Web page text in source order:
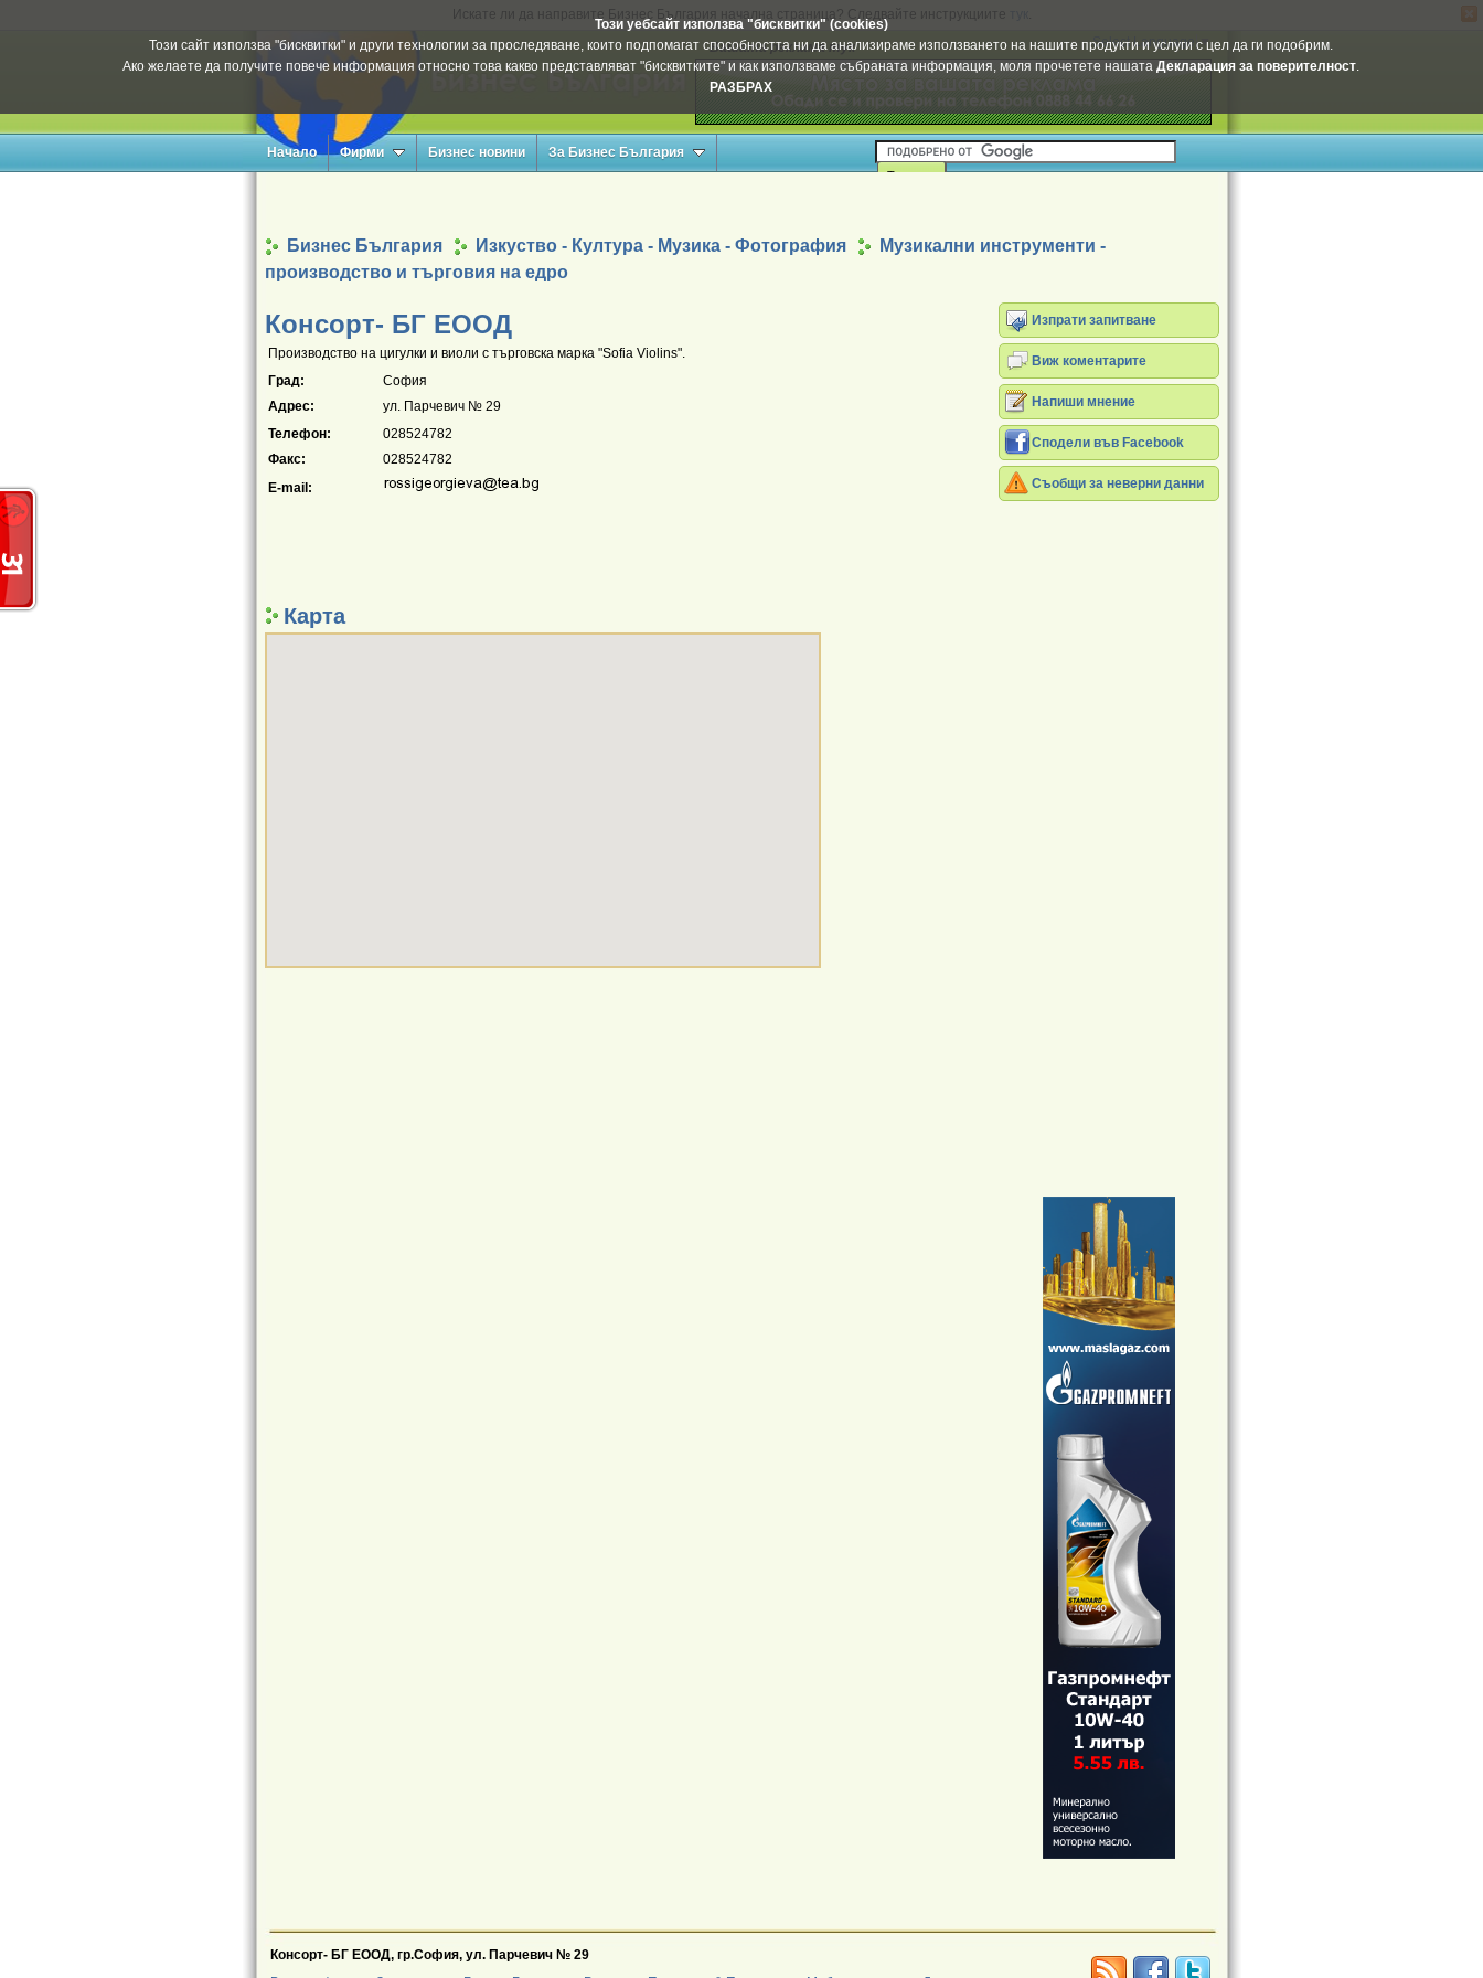
Искате ли да направите Бизнес България начална страница? Следвайте инструкциите
Този уебсайт използва "бисквитки" (cookies)
Този сайт използва "бисквитки" и други технологии за проследяване, които подпомагат способността ни да анализираме използването на нашите продукти и услуги с цел да ги подобрим.
Ако желаете да получите повече информация относно това какво представляват "бисквитките" и как използваме събраната информация, моля прочетете нашатаДекларация за поверителност.
РАЗБРАХ
Select Language ▼
Вашата реклама тук
Начало Фирми Бизнес новини За Бизнес България
Бизнес България Изкуство - Култура - Музика - Фотография
Музикални инструменти -
производство и търговия на едро
Консорт- БГ ЕООД
Производство на цигулки и виоли с търговска марка "Sofia Violins".
Град:
София
Адрес:
ул. Парчевич № 29
Телефон:
028524782
Факс:
028524782
E-mail:
Карта
Изпрати запитване
Виж коментарите
Напиши мнение
Сподели във Facebook
Съобщи за неверни данни
Консорт- БГ ЕООД, гр.София, ул. Парчевич № 29